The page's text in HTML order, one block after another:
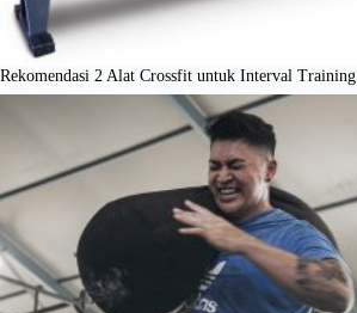
Rekomendasi 2 Alat Crossfit untuk Interval Training